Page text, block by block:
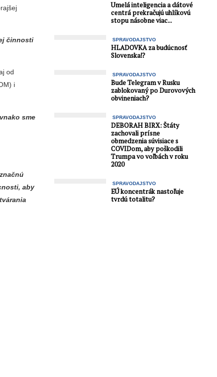
činnosti
od
i
sme
aby
Umelá inteligencia a dátové
centrá prekračujú uhlíkovú
stopu násobne viac...
SPRAVODAJSTVO
HLADOVKA za budúcnosť
Slovenska⁉️
SPRAVODAJSTVO
Bude Telegram v Rusku
zablokovaný po Durovových
obvineniach?
SPRAVODAJSTVO
DEBORAH BIRX: Štáty
zachovali prísne
obmedzenia súvisiace s
COVIDom, aby poškodili
Trumpa vo voľbách v roku
2020
SPRAVODAJSTVO
EÚ koncentrák nastoľuje
tvrdú totalitu?